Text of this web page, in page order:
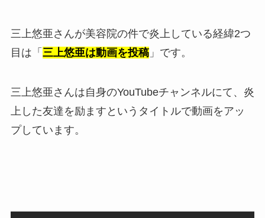
三上悠亜さんが美容院の件で炎上している経緯2つ
目は「 三上悠亜は動画を投稿」です。
三上悠亜さんは自身のYouTubeチャンネルにて、炎
上した友達を励ますというタイトルで動画をアッ
プしています。